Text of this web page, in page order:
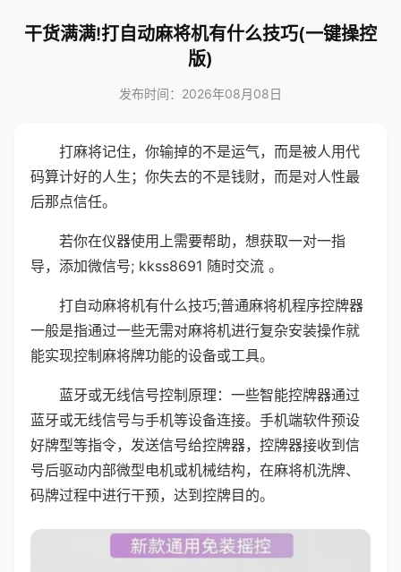
干货满满!打自动麻将机有什么技巧(一键操控
版)
发布时间：2026年08月08日
打麻将记住，你输掉的不是运气，而是被人用代
码算计好的人生；你失去的不是钱财，而是对人性最
后那点信任。
若你在仪器使用上需要帮助，想获取一对一指
导，添加微信号; kkss8691 随时交流 。
打自动麻将机有什么技巧;普通麻将机程序控牌器
一般是指通过一些无需对麻将机进行复杂安装操作就
能实现控制麻将牌功能的设备或工具。
蓝牙或无线信号控制原理：一些智能控牌器通过
蓝牙或无线信号与手机等设备连接。手机端软件预设
好牌型等指令，发送信号给控牌器，控牌器接收到信
号后驱动内部微型电机或机械结构，在麻将机洗牌、
码牌过程中进行干预，达到控牌目的。